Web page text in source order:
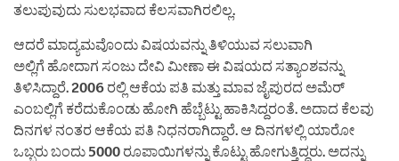
ತಲುಪುವುದು ಸುಲಭವಾದ ಕೆಲಸವಾಗಿರಲಿಲ್ಲ.
ಆದರೆ ಮಾದ್ಯಮವೊಂದು ವಿಷಯವನ್ನು ತಿಳಿಯುವ ಸಲುವಾಗಿ
ಅಲ್ಲಿಗೆ ಹೋದಾಗ ಸಂಜು ದೇವಿ ಮೀಣಾ ಈ ವಿಷಯದ ಸತ್ಯಾಂಶವನ್ನು
ತಿಳಿಸಿದ್ದಾರೆ. 2006 ರಲ್ಲಿ ಆಕೆಯ ಪತಿ ಮತ್ತು ಮಾವ ಜೈಪುರದ ಅಮೆರ್
ಎಂಬಲ್ಲಿಗೆ ಕರೆದುಕೊಂಡು‌ ಹೋಗಿ ಹೆಬ್ಬೆಟ್ಟು ಹಾಕಿಸಿದ್ದರಂತೆ. ಅದಾದ ಕೆಲವು
ದಿನಗಳ ನಂತರ ಆಕೆಯ ಪತಿ ನಿಧನರಾಗಿದ್ದಾರೆ. ಆ ದಿನಗಳಲ್ಲಿ ಯಾರೋ
ಒಬ್ಬರು ಬಂದು 5000 ರೂಪಾಯಿಗಳನ್ನು ಕೊಟ್ಟು ಹೋಗುತ್ತಿದ್ದರು. ಅದನ್ನು